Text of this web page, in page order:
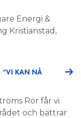
Energi &
Kristianstad,
“VI KAN NÅ
Rör får vi
och bättrar